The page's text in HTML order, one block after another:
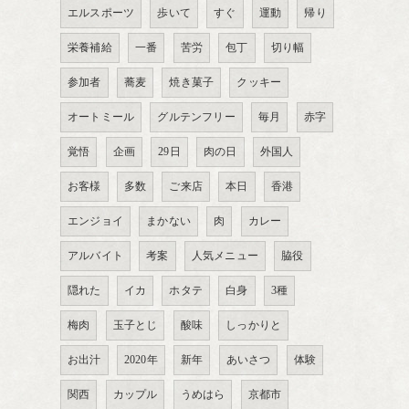
エルスポーツ 歩いて すぐ 運動 帰り
栄養補給 一番 苦労 包丁 切り幅
参加者 蕎麦 焼き菓子 クッキー
オートミール グルテンフリー 毎月 赤字
覚悟 企画 29日 肉の日 外国人
お客様 多数 ご来店 本日 香港
エンジョイ まかない 肉 カレー
アルバイト 考案 人気メニュー 脇役
隠れた イカ ホタテ 白身 3種
梅肉 玉子とじ 酸味 しっかりと
お出汁 2020年 新年 あいさつ 体験
関西 カップル うめはら 京都市